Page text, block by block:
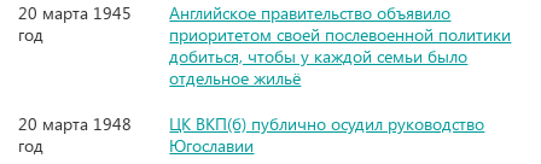
20 марта 1945
год
Английское правительство объявило
приоритетом своей послевоенной политики
добиться, чтобы у каждой семьи было
отдельное жильё
20 марта 1948
год
ЦК ВКП(б) публично осудил руководство
Югославии